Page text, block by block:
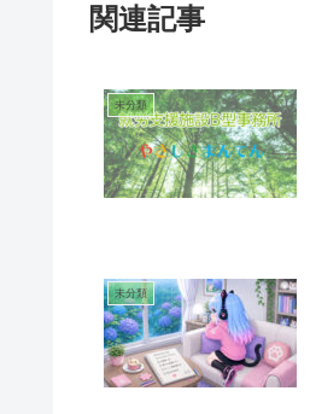
関連記事
未分類
未分類